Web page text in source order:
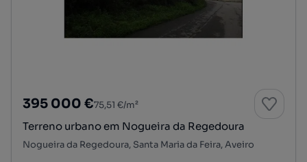
395 000 €75,51 €/m²
Terreno urbano em Nogueira da Regedoura
Nogueira da Regedoura, Santa Maria da Feira, Aveiro